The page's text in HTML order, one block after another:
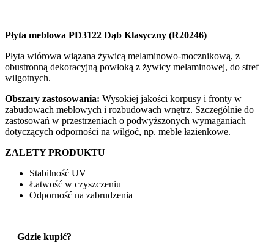
Płyta meblowa PD3122 Dąb Klasyczny (R20246)
Płyta wiórowa wiązana żywicą melaminowo-mocznikową, z
obustronną dekoracyjną powłoką z żywicy melaminowej, do stref
wilgotnych.
Obszary zastosowania: Wysokiej jakości korpusy i fronty w
zabudowach meblowych i rozbudowach wnętrz. Szczególnie do
zastosowań w przestrzeniach o podwyższonych wymaganiach
dotyczących odporności na wilgoć, np. meble łazienkowe.
ZALETY PRODUKTU
Stabilność UV
Łatwość w czyszczeniu
Odporność na zabrudzenia
Gdzie kupić?